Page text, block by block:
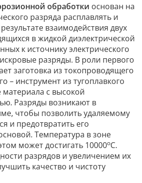
обработки основан на
разряда расплавлять и
взаимодействия двух
в жидкой диэлектрической
к источнику электрического
разряды. В роли первого
заготовка из токопроводящего
– инструмент из тугоплавкого
с высокой
Разряды возникают в
чтобы позволить удаляемому
и предотвратить его
Температура в зоне
может достигать 10000оС.
разрядов и увеличением их
качество и чистоту